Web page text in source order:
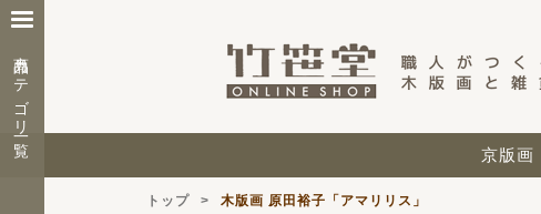
京版画
商品カテゴリ一覧
トップ 木版画 原田裕子「アマリリス」